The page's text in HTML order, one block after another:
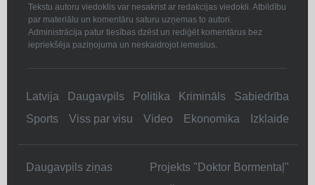
Tekstu autoru viedoklis var nesakrist ar redakcijas viedokli. Atbildību
par materiālu un komentāru saturu uzņemas to autori.
Administrācija patur tiesības dzēst un rediģēt komentārus bez
iepriekšēja paziņojuma un neskaidrojot iemeslus.
Latvija Daugavpils Politika Krimināls
Sabiedrība
Sports
Viss par visu Video Ekonomika Izklaide
Daugavpils ziņas
Projekts "Doktor Bormentaļ"